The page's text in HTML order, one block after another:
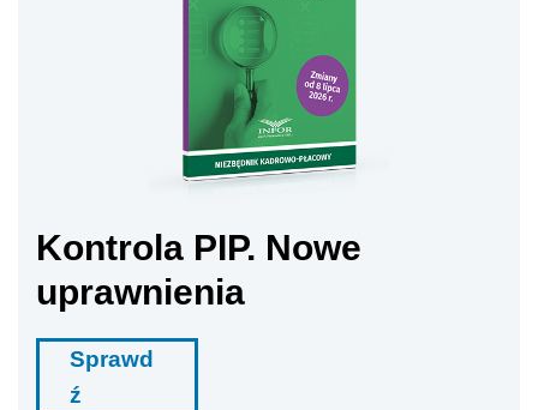
Kontrola PIP. Nowe
uprawnienia
Sprawd
ź